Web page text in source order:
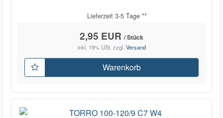
Lieferzeit 3-5 Tage **
2,95 EUR / Stück
inkl. 19% USt. zzgl. Versand
Warenkorb